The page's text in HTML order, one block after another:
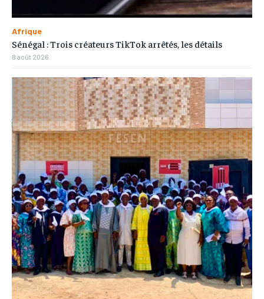
Afrique
Sénégal : Trois créateurs TikTok arrêtés, les détails
8 août 2026